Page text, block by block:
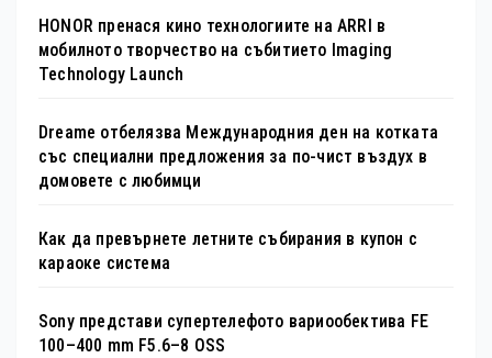
HONOR пренася кино технологиите на ARRI в
мобилното творчество на събитието Imaging
Technology Launch
Dreame отбелязва Международния ден на котката
със специални предложения за по-чист въздух в
домовете с любимци
Как да превърнете летните събирания в купон с
караоке система
Sony представи супертелефото вариообектива FE
100–400 mm F5.6–8 OSS